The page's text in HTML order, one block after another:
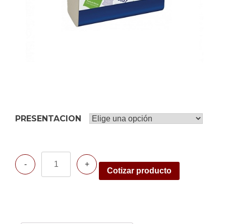
PRESENTACION
Cantidad
Cotizar producto